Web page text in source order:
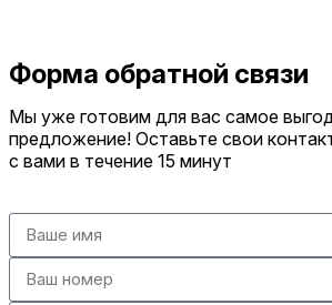
Форма обратной связи
Мы уже готовим для вас самое
предложение! Оставьте свои
с вами в течение 15 минут